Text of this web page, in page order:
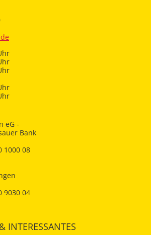
eG -
Bank
1000 08
9030 04
INTERESSANTES